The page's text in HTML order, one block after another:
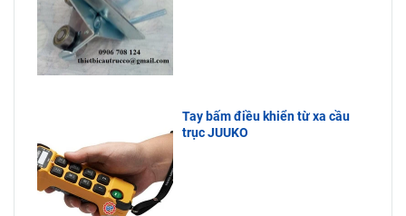
Tay bấm điều khiển từ xa cầu
trục JUUKO